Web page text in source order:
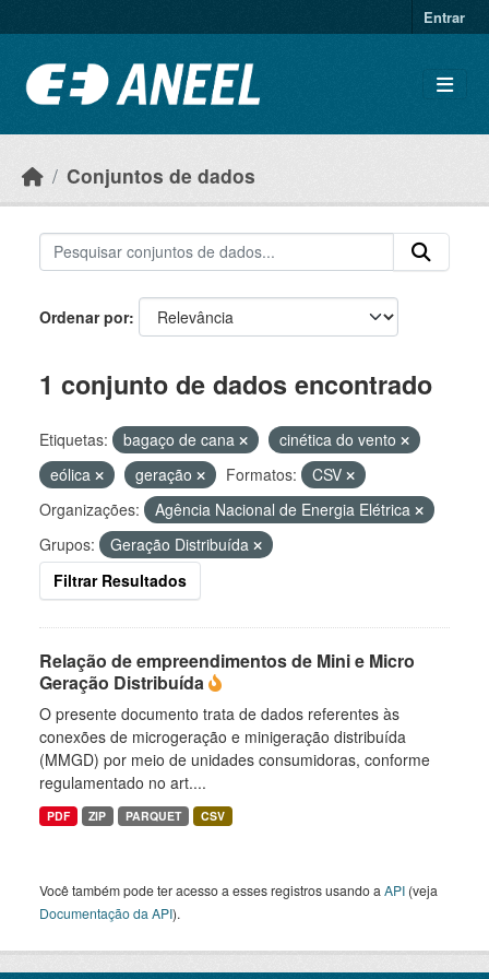
Entrar
Conjuntos de dados
Ordenar por
1 conjunto de dados encontrado
Etiquetas: bagaço de cana
cinética do vento
eólica
geração Formatos:
CSV
Organizações:
Agência Nacional de Energia Elétrica
Grupos:
Geração Distribuída
Filtrar Resultados
Relação de empreendimentos de Mini e Micro
Geração Distribuída
O presente documento trata de dados referentes às
conexões de microgeração e minigeração distribuída
(MMGD) por meio de unidades consumidoras, conforme
regulamentado no art....
PDF ZIP PARQUET CSV
Você também pode ter acesso a esses registros usando a API (veja
Documentação da API).